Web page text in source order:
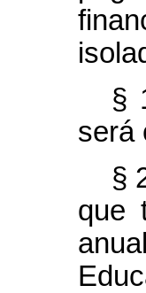
§
será
§
que